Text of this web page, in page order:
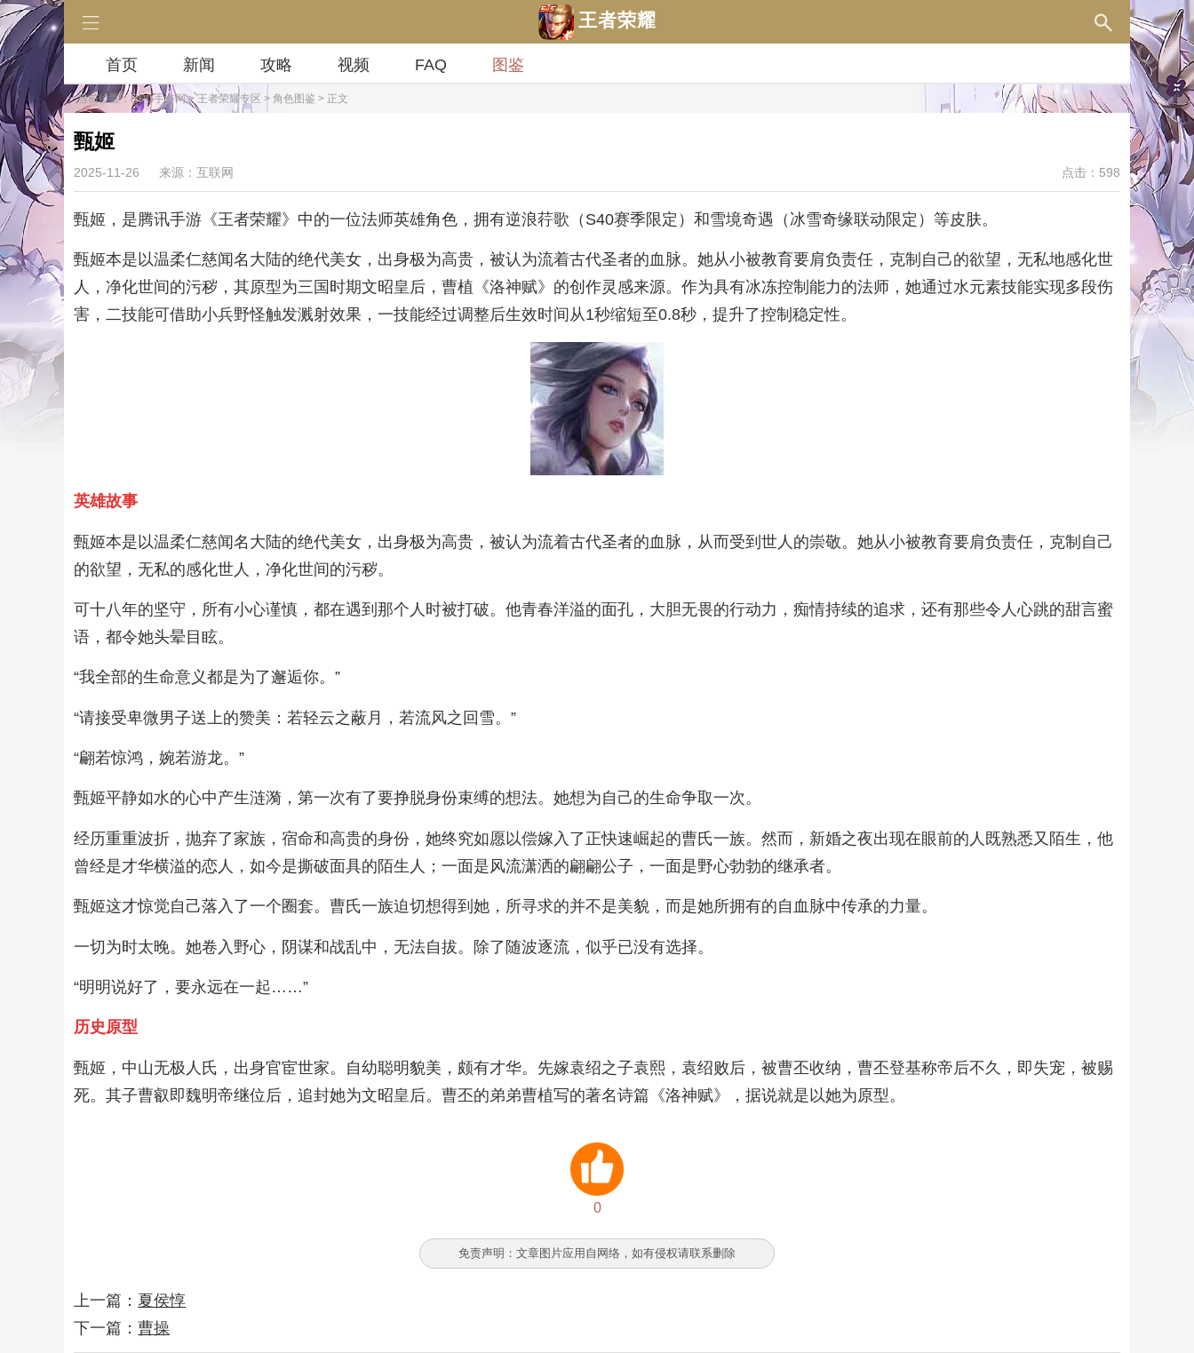
王者荣耀
首页 新闻 攻略 视频 FAQ 图鉴
当前位置：RPG手游网>王者荣耀专区 > 角色图鉴 > 正文
甄姬
2025-11-26 来源：互联网 点击：598
甄姬，是腾讯手游《王者荣耀》中的一位法师英雄角色，拥有逆浪荇歌（S40赛季限定）和雪境奇遇（冰雪奇缘联动限定）等皮肤。
甄姬本是以温柔仁慈闻名大陆的绝代美女，出身极为高贵，被认为流着古代圣者的血脉。她从小被教育要肩负责任，克制自己的欲望，无私地感化世
人，净化世间的污秽，其原型为三国时期文昭皇后，曹植《洛神赋》的创作灵感来源。作为具有冰冻控制能力的法师，她通过水元素技能实现多段伤
害，二技能可借助小兵野怪触发溅射效果，一技能经过调整后生效时间从1秒缩短至0.8秒，提升了控制稳定性。
英雄故事
甄姬本是以温柔仁慈闻名大陆的绝代美女，出身极为高贵，被认为流着古代圣者的血脉，从而受到世人的崇敬。她从小被教育要肩负责任，克制自己
的欲望，无私的感化世人，净化世间的污秽。
可十八年的坚守，所有小心谨慎，都在遇到那个人时被打破。他青春洋溢的面孔，大胆无畏的行动力，痴情持续的追求，还有那些令人心跳的甜言蜜
语，都令她头晕目眩。
“我全部的生命意义都是为了邂逅你。”
“请接受卑微男子送上的赞美：若轻云之蔽月，若流风之回雪。”
“翩若惊鸿，婉若游龙。”
甄姬平静如水的心中产生涟漪，第一次有了要挣脱身份束缚的想法。她想为自己的生命争取一次。
经历重重波折，抛弃了家族，宿命和高贵的身份，她终究如愿以偿嫁入了正快速崛起的曹氏一族。然而，新婚之夜出现在眼前的人既熟悉又陌生，他
曾经是才华横溢的恋人，如今是撕破面具的陌生人；一面是风流潇洒的翩翩公子，一面是野心勃勃的继承者。
甄姬这才惊觉自己落入了一个圈套。曹氏一族迫切想得到她，所寻求的并不是美貌，而是她所拥有的自血脉中传承的力量。
一切为时太晚。她卷入野心，阴谋和战乱中，无法自拔。除了随波逐流，似乎已没有选择。
“明明说好了，要永远在一起……”
历史原型
甄姬，中山无极人氏，出身官宦世家。自幼聪明貌美，颇有才华。先嫁袁绍之子袁熙，袁绍败后，被曹丕收纳，曹丕登基称帝后不久，即失宠，被赐
死。其子曹叡即魏明帝继位后，追封她为文昭皇后。曹丕的弟弟曹植写的著名诗篇《洛神赋》，据说就是以她为原型。
0
免责声明：文章图片应用自网络，如有侵权请联系删除
上一篇： 夏侯惇
下一篇：曹操